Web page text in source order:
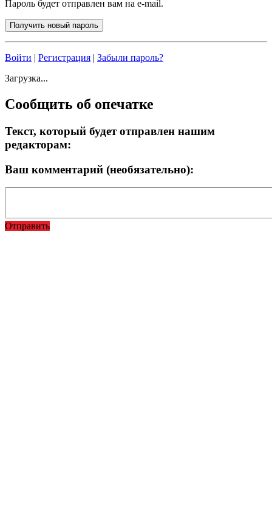
Пароль будет отправлен вам на e-mail.
Войти | Регистрация | Забыли пароль?
Загрузка...
Сообщить об опечатке
Текст, который будет отправлен нашим
редакторам:
Ваш комментарий (необязательно):
Отправить